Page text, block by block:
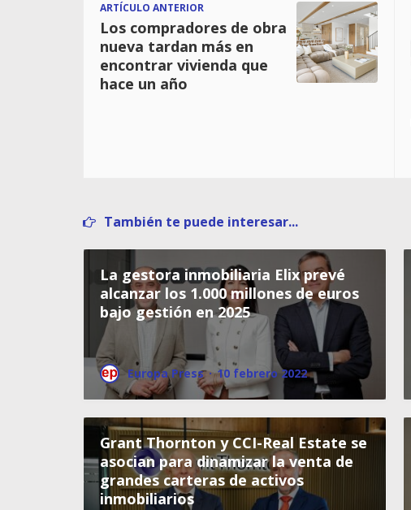
ARTÍCULO ANTERIOR
Los compradores de obra
nueva tardan más en
encontrar vivienda que
hace un año
También te puede interesar...
La gestora inmobiliaria Elix prevé
alcanzar los 1.000 millones de euros
bajo gestión en 2025
Europa Press · 10 febrero 2022
Grant Thornton y CCI-Real Estate se
asocian para dinamizar la venta de
grandes carteras de activos
inmobiliarios